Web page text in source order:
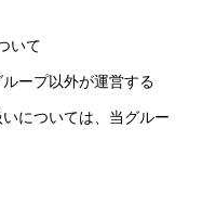
いて
ープ以外が運営する
については、当グルー